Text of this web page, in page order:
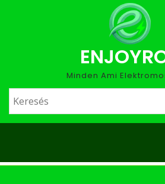
Minden Ami